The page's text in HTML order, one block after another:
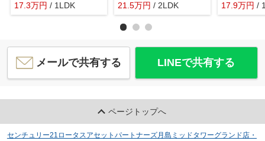
17.3万円 / 1LDK
21.5万円 / 2LDK 17.9万円 /
メールで共有する LINEで共有する
ページトップへ
センチュリー21ロータスアセットパートナーズ月島ミッドタワーグランド店・